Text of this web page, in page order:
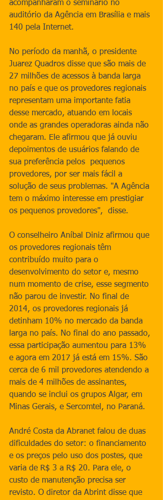
acompanharam o seminário no
auditório da Agência em Brasília e mais
140 pela Internet.
No período da manhã, o presidente
Juarez Quadros disse que são mais de
27 milhões de acessos à banda larga
no país e que os provedores regionais
representam uma importante fatia
desse mercado, atuando em locais
onde as grandes operadoras ainda não
chegaram. Ele afirmou que já ouviu
depoimentos de usuários falando de
sua preferência pelos  pequenos
provedores, por ser mais fácil a
solução de seus problemas. "A Agência
tem o máximo interesse em prestigiar
os pequenos provedores",  disse.
O conselheiro Aníbal Diniz afirmou que
os provedores regionais têm
contribuído muito para o
desenvolvimento do setor e, mesmo
num momento de crise, esse segmento
não parou de investir. No final de
2014, os provedores regionais já
detinham 10% no mercado da banda
larga no país. No final do ano passado,
essa participação aumentou para 13%
e agora em 2017 já está em 15%. São
cerca de 6 mil provedores atendendo a
mais de 4 milhões de assinantes,
quando se inclui os grupos Algar, em
Minas Gerais, e Sercomtel, no Paraná.
André Costa da Abranet falou de duas
dificuldades do setor: o financiamento
e os preços pelo uso dos postes, que
varia de R$ 3 a R$ 20. Para ele, o
custo de manutenção precisa ser
revisto. O diretor da Abrint disse que